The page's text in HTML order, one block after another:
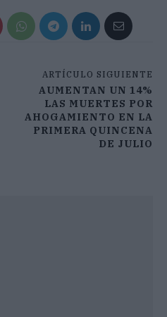
ARTÍCULO SIGUIENTE
AUMENTAN UN 14%
LAS MUERTES POR
AHOGAMIENTO EN LA
PRIMERA QUINCENA
DE JULIO